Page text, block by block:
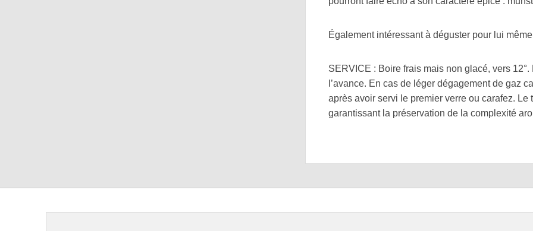
Également intéressant à déguster pour lui
SERVICE : Boire frais mais non glacé, vers
l’avance. En cas de léger dégagement de gaz
après avoir servi le premier verre ou carafez.
garantissant la préservation de la complexité